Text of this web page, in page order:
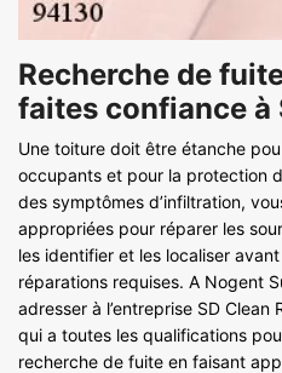
Recherche de
faites confiance à
Une toiture doit être étanche
occupants et pour la protection
des symptômes d’infiltration,
appropriées pour réparer les
les identifier et les localiser
réparations requises. A Nogent
adresser à l’entreprise SD Clean
qui a toutes les qualifications
recherche de fuite en faisant